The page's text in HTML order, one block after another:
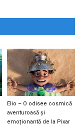
Elio – O odisee cosmică
aventuroasă și
emoționantă de la Pixar